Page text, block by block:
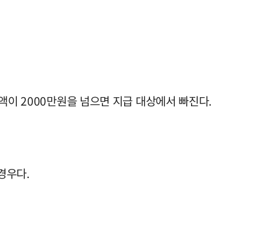
2000만원을 넘으면 지급 대상에서 빠진다.
우다.